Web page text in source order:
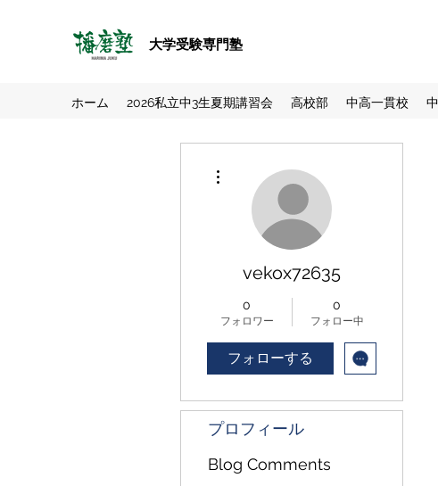
大学受験専門塾
ホーム 2026私立中3生夏期講習会 高校部 中高一貫校
vekox72635
0
フォロワー
0
フォロー中
フォローする
プロフィール
Blog Comments